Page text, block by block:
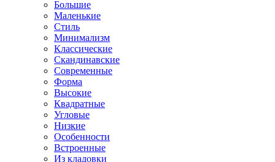
Большие
Маленькие
Стиль
Минимализм
Классические
Скандинавские
Современные
Форма
Высокие
Квадратные
Угловые
Низкие
Особенности
Встроенные
Из кладовки